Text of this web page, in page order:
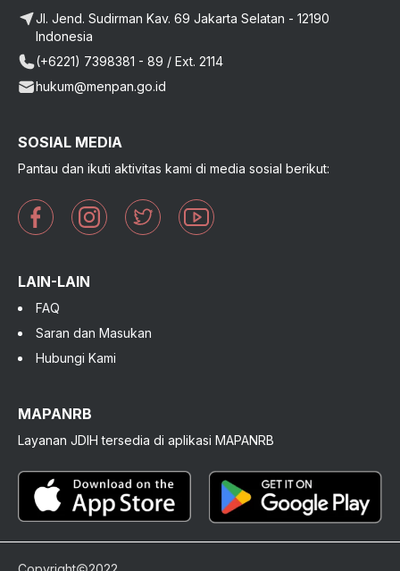
Jl. Jend. Sudirman Kav. 69 Jakarta Selatan - 12190
Indonesia
(+6221) 7398381 - 89 / Ext. 2114
hukum@menpan.go.id
SOSIAL MEDIA
Pantau dan ikuti aktivitas kami di media sosial berikut:
LAIN-LAIN
FAQ
Saran dan Masukan
Hubungi Kami
MAPANRB
Layanan JDIH tersedia di aplikasi MAPANRB